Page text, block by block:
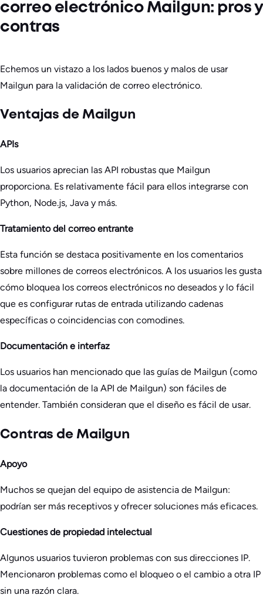
correo electrónico Mailgun: pros y
contras
Echemos un vistazo a los lados buenos y malos de usar
Mailgun para la validación de correo electrónico.
Ventajas de Mailgun
APIs
Los usuarios aprecian las API robustas que Mailgun
proporciona. Es relativamente fácil para ellos integrarse con
Python, Node.js, Java y más.
Tratamiento del correo entrante
Esta función se destaca positivamente en los comentarios
sobre millones de correos electrónicos. A los usuarios les gusta
cómo bloquea los correos electrónicos no deseados y lo fácil
que es configurar rutas de entrada utilizando cadenas
específicas o coincidencias con comodines.
Documentación e interfaz
Los usuarios han mencionado que las guías de Mailgun (como
la documentación de la API de Mailgun) son fáciles de
entender. También consideran que el diseño es fácil de usar.
Contras de Mailgun
Apoyo
Muchos se quejan del equipo de asistencia de Mailgun:
podrían ser más receptivos y ofrecer soluciones más eficaces.
Cuestiones de propiedad intelectual
Algunos usuarios tuvieron problemas con sus direcciones IP.
Mencionaron problemas como el bloqueo o el cambio a otra IP
sin una razón clara.